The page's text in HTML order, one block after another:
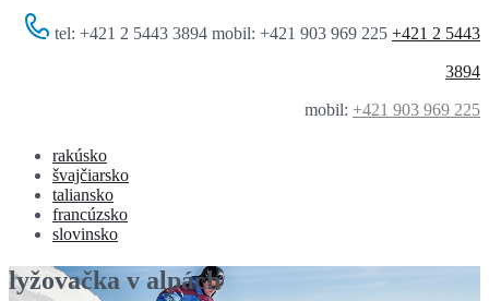
tel: +421 2 5443 3894 mobil: +421 903 969 225 +421 2 5443
3894
mobil: +421 903 969 225
rakúsko
švajčiarsko
taliansko
francúzsko
slovinsko
lyžovačka v alpách